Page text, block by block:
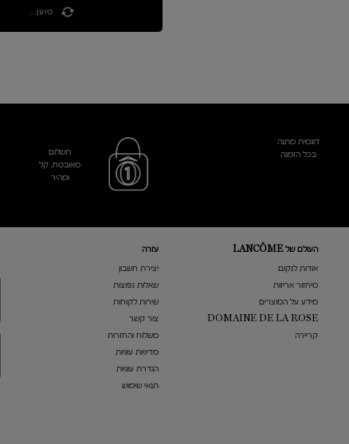
טוען...
דוגמית מתנה
בכל הזמנה
תשלום
מאובטח, קל
ומהיר
העולם של LANCÔME
אודות לנקום
מיחזור אריזות
מידע על המוצרים
DOMAINE DE LA ROSE
קריירה
עזרה
​יצירת חשבון
שאלות נפוצות
שירות לקוחות
צור קשר
משלוח והחזרות
מדיניות עוגיות
הגדרת עוגיות
תנאי שימוש